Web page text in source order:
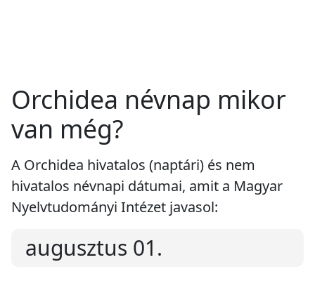
Orchidea névnap mikor
van még?
A Orchidea hivatalos (naptári) és nem
hivatalos névnapi dátumai, amit a Magyar
Nyelvtudományi Intézet javasol:
augusztus 01.